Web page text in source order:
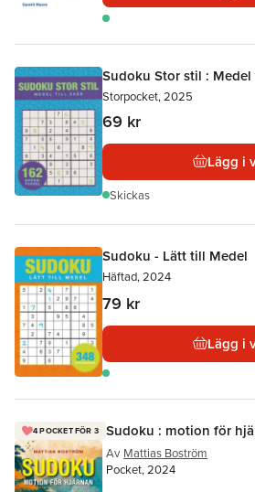
Sudoku Stor stil :
Storpocket, 2025
69 kr
Lägg i
Skickas
Sudoku - Lätt till Medel
Häftad, 2024
79 kr
Lägg i
4 POCKET FÖR 3 Sudoku : motion för
Av Mattias Boström
Pocket, 2024